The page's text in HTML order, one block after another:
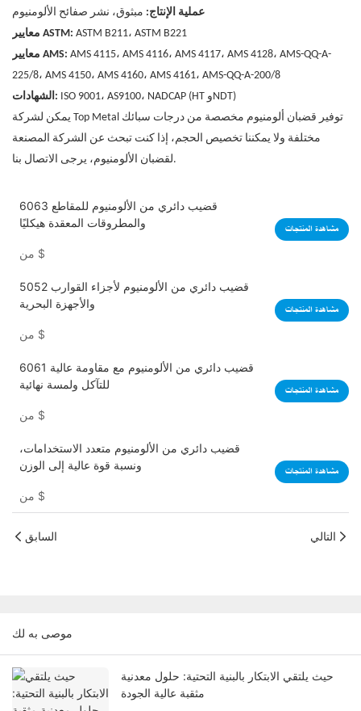
عملية الإنتاج: مبثوق، نشر صفائح الألومنيوم
معايير ASTM: ASTM B211، ASTM B221
معايير AMS: AMS 4115، AMS 4116، AMS 4117، AMS 4128، AMS-QQ-A-
225/8، AMS 4150، AMS 4160، AMS 4161، AMS-QQ-A-200/8
الشهادات:
ISO 9001، AS9100، NADCAP (HT وNDT)
يمكن لشركة Top Metal
مختلفة ولا يمكننا تخصيص الحجم، إذا كنت تبحث عن الشركة المصنعة
لقضبان الألومنيوم، يرجى الاتصال بنا.
6063 قضيب دائري من الألومنيوم للمقاطع
والمطروقات المعقدة هيكليًا
$
مشاهدة المنتجات
5052 قضيب دائري من الألومنيوم لأجزاء القوارب
والأجهزة البحرية
$
مشاهدة المنتجات
6061 قضيب دائري من الألومنيوم مع مقاومة عالية
للتآكل ولمسة نهائية
$
مشاهدة المنتجات
قضيب دائري من الألومنيوم متعدد الاستخدامات،
ونسبة قوة عالية إلى الوزن
$
مشاهدة المنتجات
السابق التالي
موصى به لك
حيث يلتقي الابتكار بالبنية التحتية: حلول معدنية
مثقبة عالية الجودة